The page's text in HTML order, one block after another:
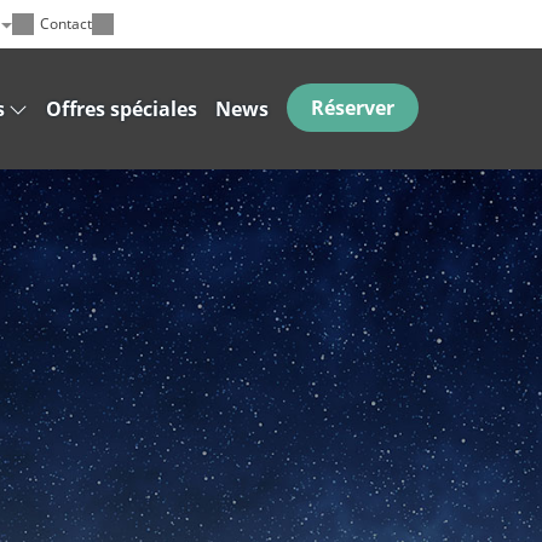
Contact
Offres spéciales News Réserver